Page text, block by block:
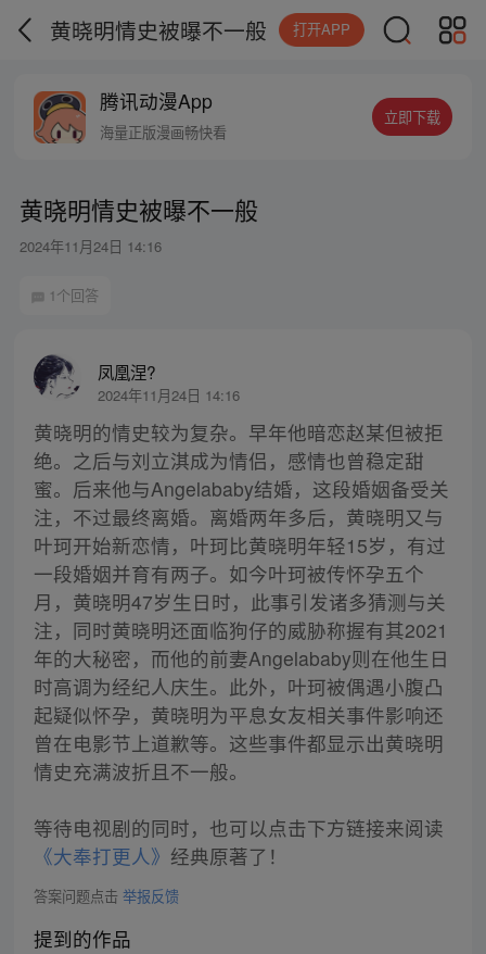
黄晓明情史被曝不一般 打开APP
腾讯动漫App
海量正版漫画畅快看
立即下载
黄晓明情史被曝不一般
2024年11月24日 14:16
1个回答
凤凰涅?
2024年11月24日 14:16
黄晓明的情史较为复杂。早年他暗恋赵某但被拒
绝。之后与刘立淇成为情侣，感情也曾稳定甜
蜜。后来他与Angelababy结婚，这段婚姻备受关
注，不过最终离婚。离婚两年多后，黄晓明又与
叶珂开始新恋情，叶珂比黄晓明年轻15岁，有过
一段婚姻并育有两子。如今叶珂被传怀孕五个
月，黄晓明47岁生日时，此事引发诸多猜测与关
注，同时黄晓明还面临狗仔的威胁称握有其2021
年的大秘密，而他的前妻Angelababy则在他生日
时高调为经纪人庆生。此外，叶珂被偶遇小腹凸
起疑似怀孕，黄晓明为平息女友相关事件影响还
曾在电影节上道歉等。这些事件都显示出黄晓明
情史充满波折且不一般。
等待电视剧的同时，也可以点击下方链接来阅读
《大奉打更人》 经典原著了！
答案问题点击 举报反馈
提到的作品